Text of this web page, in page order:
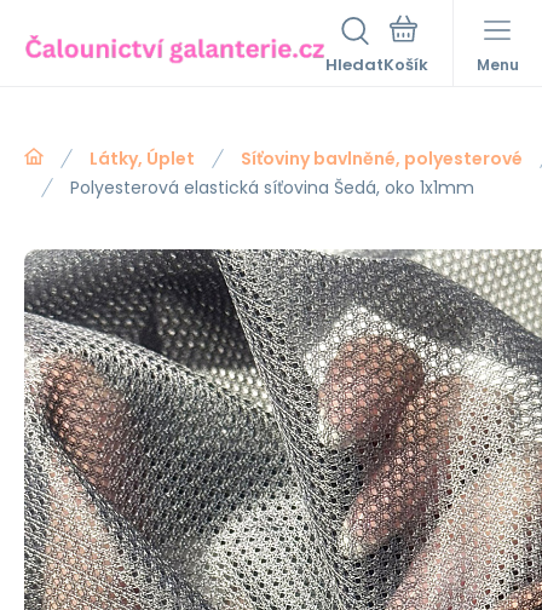
Hledat Menu
Látky, Úplet
Síťoviny bavlněné, polyesterové
Polyesterová elastická síťovina Šedá, oko 1x1mm